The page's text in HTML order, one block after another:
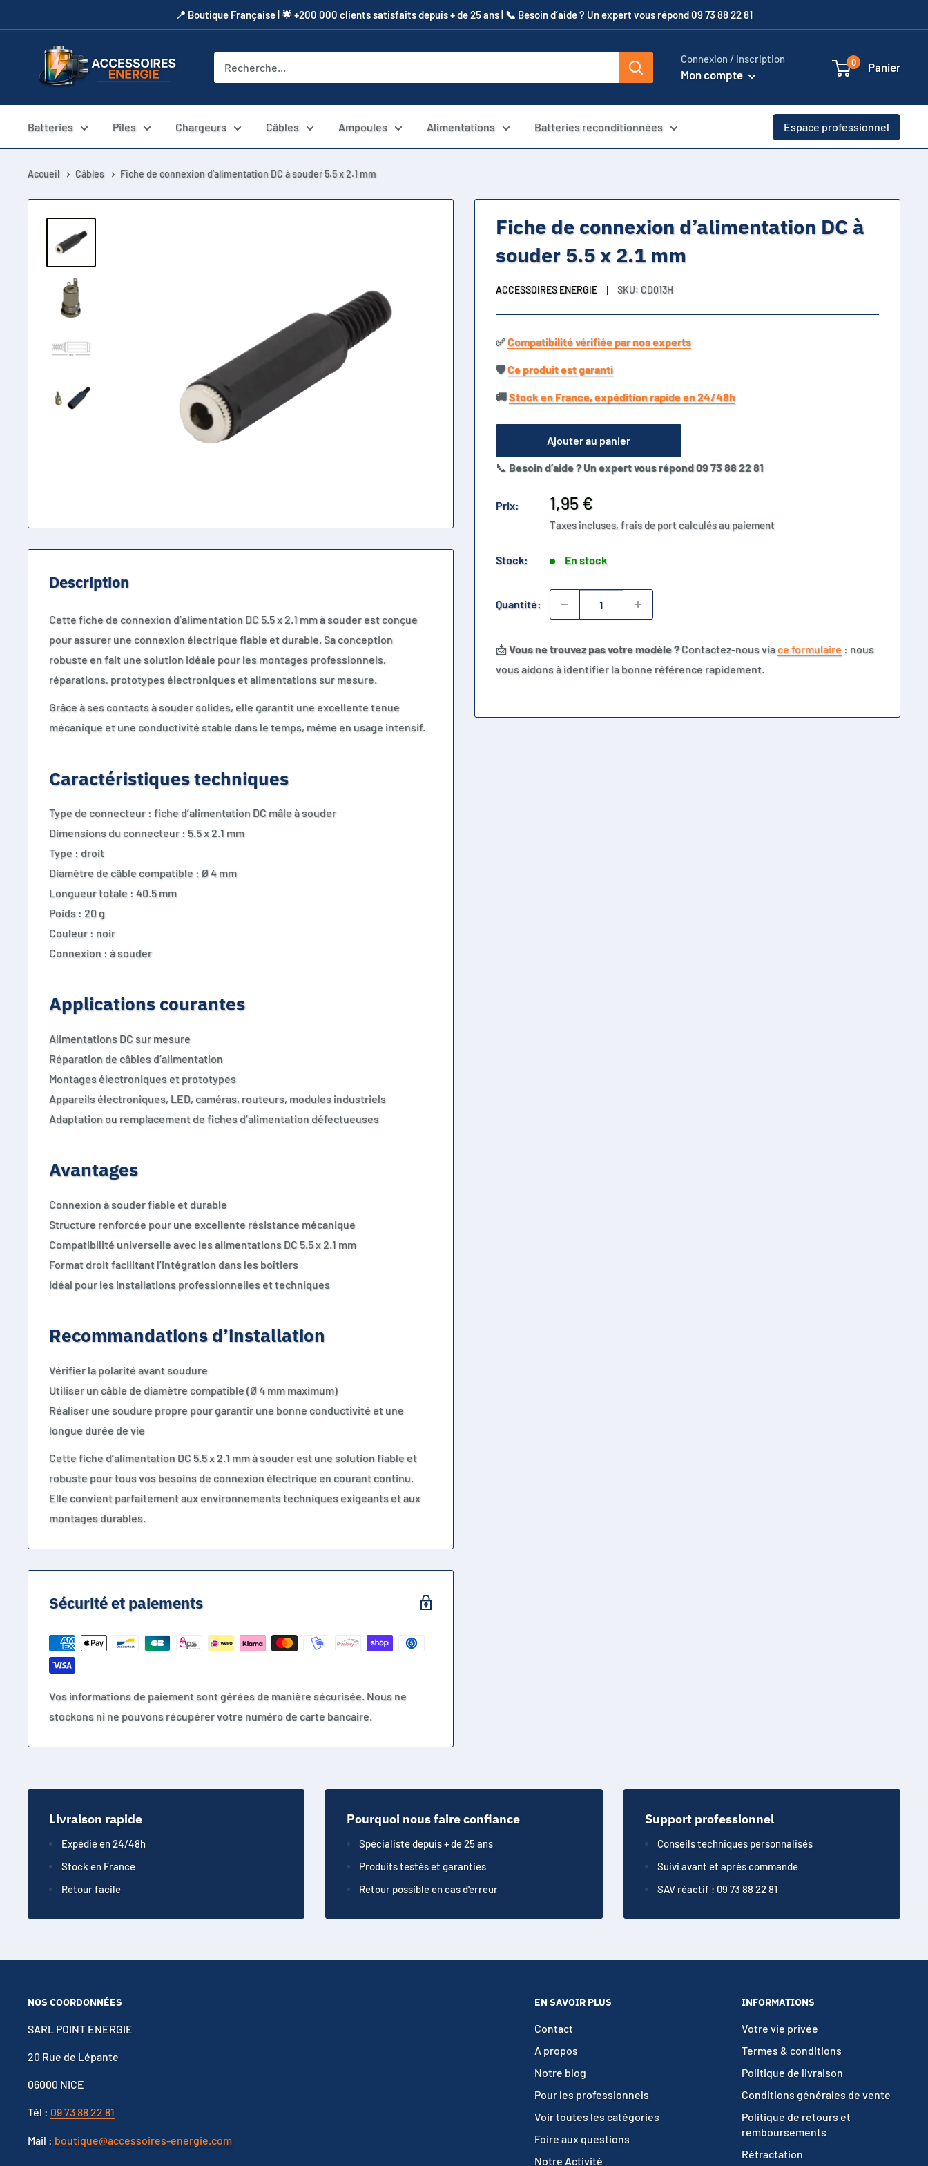
au
​📍​ Boutique Française | 🌟 +200 000 clients satisfaits depuis + de 25 ans | 📞​ Besoin d’aide ? Un expert vous répond 09 73 88 22 81
Accessoires
Energie
Connexion / Inscription
Mon compte
0 Panier
Batteries Piles Chargeurs Câbles Ampoules Alimentations Batteries reconditionnées Espace professionnel
Accueil Câbles Fiche de connexion d’alimentation DC à souder 5.5 x 2.1 mm
Fiche de connexion d’alimentation DC à
souder 5.5 x 2.1 mm
ACCESSOIRES ENERGIE SKU: CD013H
✅​Compatibilité vérifiée par nos experts
🛡️​Ce produit est garanti
🚚​Stock en France, expédition rapide en 24/48h
Ajouter au panier
📞 Besoin d’aide ? Un expert vous répond 09 73 88 22 81
Prix:
Prix
réduit
1,95 €
Taxes incluses, frais de port calculés au paiement
Stock: En stock
Quantité:
📩Vous ne trouvez pas votre modèle ?Contactez-nous viace formulaire : nous
vous aidons à identifier la bonne référence rapidement.
Description
Cette fiche de connexion d’alimentation DC 5.5 x 2.1 mm à souder est conçue
pour assurer une connexion électrique fiable et durable. Sa conception
robuste en fait une solution idéale pour les montages professionnels,
réparations, prototypes électroniques et alimentations sur mesure.
Grâce à ses contacts à souder solides, elle garantit une excellente tenue
mécanique et une conductivité stable dans le temps, même en usage intensif.
Caractéristiques techniques
Type de connecteur : fiche d’alimentation DC mâle à souder
Dimensions du connecteur : 5.5 x 2.1 mm
Type : droit
Diamètre de câble compatible : Ø 4 mm
Longueur totale : 40.5 mm
Poids : 20 g
Couleur : noir
Connexion : à souder
Applications courantes
Alimentations DC sur mesure
Réparation de câbles d’alimentation
Montages électroniques et prototypes
Appareils électroniques, LED, caméras, routeurs, modules industriels
Adaptation ou remplacement de fiches d’alimentation défectueuses
Avantages
Connexion à souder fiable et durable
Structure renforcée pour une excellente résistance mécanique
Compatibilité universelle avec les alimentations DC 5.5 x 2.1 mm
Format droit facilitant l’intégration dans les boîtiers
Idéal pour les installations professionnelles et techniques
Recommandations d’installation
Vérifier la polarité avant soudure
Utiliser un câble de diamètre compatible (Ø 4 mm maximum)
Réaliser une soudure propre pour garantir une bonne conductivité et une
longue durée de vie
Cette fiche d’alimentation DC 5.5 x 2.1 mm à souder est une solution fiable et
robuste pour tous vos besoins de connexion électrique en courant continu.
Elle convient parfaitement aux environnements techniques exigeants et aux
montages durables.
Sécurité et paiements
Vos informations de paiement sont gérées de manière sécurisée. Nous ne
stockons ni ne pouvons récupérer votre numéro de carte bancaire.
Livraison rapide
Expédié en 24/48h
Stock en France
Retour facile
Pourquoi nous faire confiance
Spécialiste depuis + de 25 ans
Produits testés et garanties
Retour possible en cas d'erreur
Support professionnel
Conseils techniques personnalisés
Suivi avant et après commande
SAV réactif : 09 73 88 22 81
NOS COORDONNÉES
SARL POINT ENERGIE
20 Rue de Lépante
06000 NICE
Tél : 09 73 88 22 81
Mail : boutique@accessoires-energie.com
EN SAVOIR PLUS
Contact
A propos
Notre blog
Pour les professionnels
Voir toutes les catégories
Foire aux questions
Notre Activité
INFORMATIONS
Votre vie privée
Termes & conditions
Politique de livraison
Conditions générales de vente
Politique de retours et
remboursements
Rétractation